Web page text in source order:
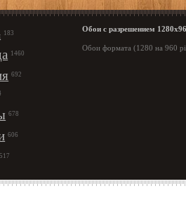
183
1460
692
678
606
517
Обои с разрешением
Обои формата (1280 на 960